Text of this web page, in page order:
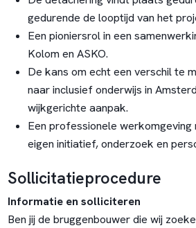
gedurende de looptijd van het
Een pioniersrol in een
Kolom en ASKO.
De kans om echt een verschil te
naar inclusief onderwijs in
wijkgerichte aanpak.
Een professionele
eigen initiatief, onderzoek en
Sollicitatieprocedure
Informatie en solliciteren
Ben jij de bruggenbouwer die wij